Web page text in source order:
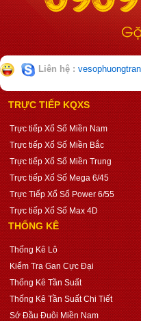
Liên hệ :
TRỰC TIẾP KQXS
Trực tiếp Xổ Số Miền Nam
Trực tiếp Xổ Số Miền Bắc
Trực tiếp Xổ Số Miền Trung
Trực tiếp Xổ Số Mega 6/45
Trực Tiếp Xổ Số Power 6/55
Trực tiếp Xổ Số Max 4D
THỐNG KÊ
Thống Kê Lô
Kiểm Tra Gan Cực Đại
Thống Kê Tần Suất
Thống Kê Tần Suất Chi Tiết
Sớ Đầu Đuôi Miền Nam